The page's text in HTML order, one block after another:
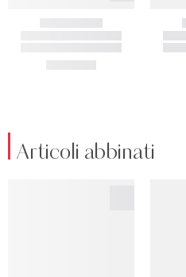
Articoli abbinati